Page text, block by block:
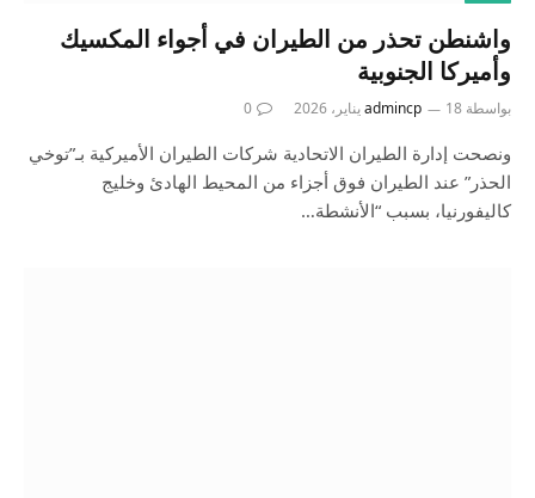
واشنطن تحذر من الطيران في أجواء المكسيك
وأميركا الجنوبية
بواسطة admincp 18 يناير، 2026 0
ونصحت إدارة الطيران الاتحادية شركات الطيران الأميركية بـ”توخي
الحذر” عند الطيران فوق أجزاء من المحيط الهادئ وخليج
كاليفورنيا، بسبب “الأنشطة…